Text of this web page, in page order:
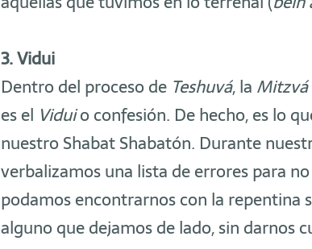
3. Vidui
Dentro del proceso de Teshuvá, la Mitzvá
es el Viduio confesión. De hecho, es lo
nuestro Shabat Shabatón. Durante
verbalizamos una lista de errores para
podamos encontrarnos con la repentina
alguno que dejamos de lado, sin darnos